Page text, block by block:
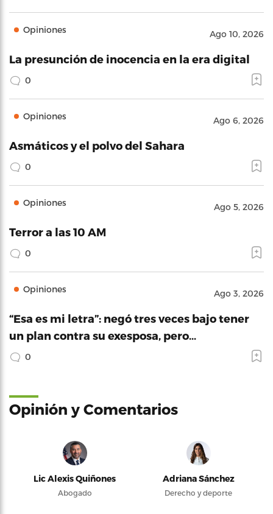
Opiniones Ago 10, 2026
La presunción de inocencia en la era digital
0
Opiniones Ago 6, 2026
Asmáticos y el polvo del Sahara
0
Opiniones Ago 5, 2026
Terror a las 10 AM
0
Opiniones Ago 3, 2026
“Esa es mi letra”: negó tres veces bajo tener
un plan contra su exesposa, pero…
0
Opinión y Comentarios
Lic Alexis Quiñones
Abogado
Adriana Sánchez
Derecho y deporte